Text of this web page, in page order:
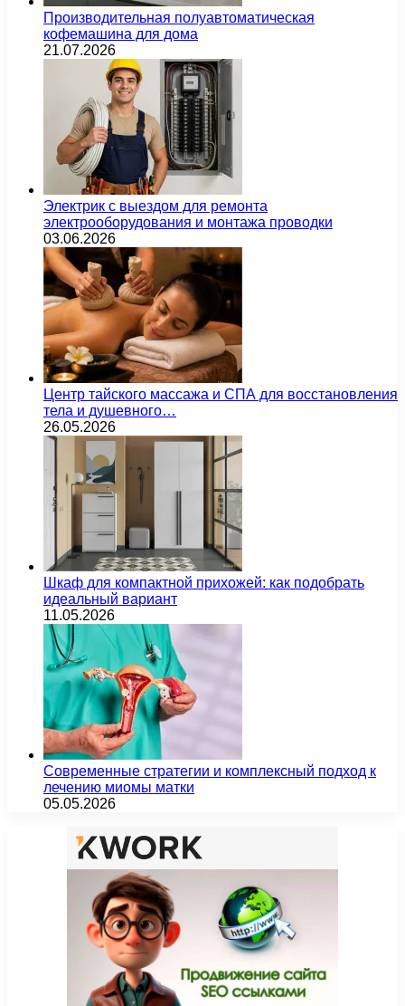
Производительная полуавтоматическая
кофемашина для дома
21.07.2026
Электрик с выездом для ремонта
электрооборудования и монтажа проводки
03.06.2026
Центр тайского массажа и СПА для восстановления
тела и душевного…
26.05.2026
Шкаф для компактной прихожей: как подобрать
идеальный вариант
11.05.2026
Современные стратегии и комплексный подход к
лечению миомы матки
05.05.2026